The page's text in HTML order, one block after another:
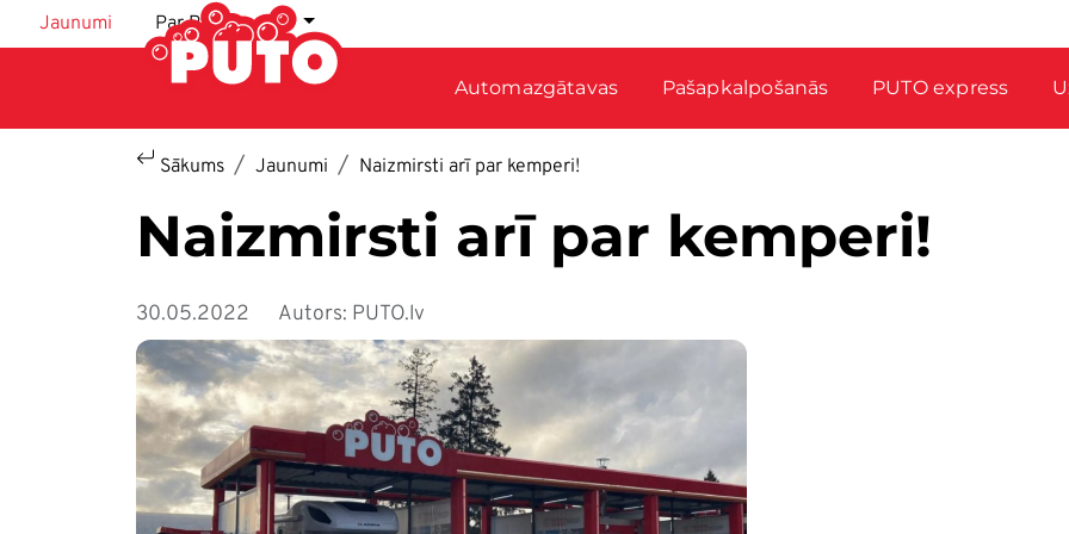
Pārlekt uz galveno saturu
Jaunumi Par PUTO LV
Automazgātavas Pašapkalpošanās PUTO express
Sākums Jaunumi Naizmirsti arī par kemperi!
Naizmirsti arī par kemperi!
30.05.2022 Autors: PUTO.lv